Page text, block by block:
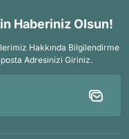
Haberiniz Olsun!
Hakkında Bilgilendirme
Adresinizi Giriniz.